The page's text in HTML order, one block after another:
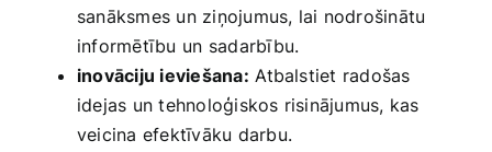
sanāksmes ​un ziņojumus, lai nodrošinātu
informētību⁤ un sadarbību.
inovāciju ieviešana: ⁣Atbalstiet radošas
idejas un tehnoloģiskos risinājumus, kas
veicina efektīvāku darbu.